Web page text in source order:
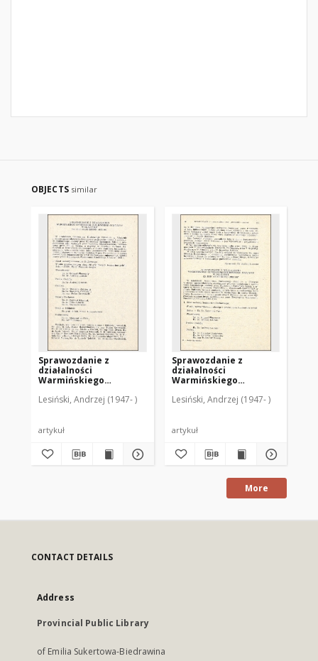
OBJECTS similar
Sprawozdanie z
działalności
Warmińskiego
Duchownego
1985/1986
Lesiński, Andrzej (1947- )
artykuł
Sprawozdanie z
działalności
Warmińskiego
Duchownego
1986/1987
Lesiński, Andrzej (1947- )
artykuł
More
CONTACT DETAILS
Address
Provincial Public Library
of Emilia Sukertowa-Biedrawina